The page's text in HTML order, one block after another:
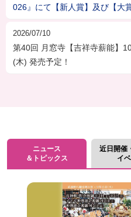
026』にて【新人賞】及び【大
2026/07/10
第40回 月窓寺【吉祥寺薪能】
(木) 発売予定！
ニュース
＆トピックス
近日開催
イ